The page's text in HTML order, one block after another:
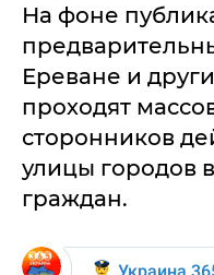
На фоне
Ереване и
проходят
сторонников
улицы городов
граждан.